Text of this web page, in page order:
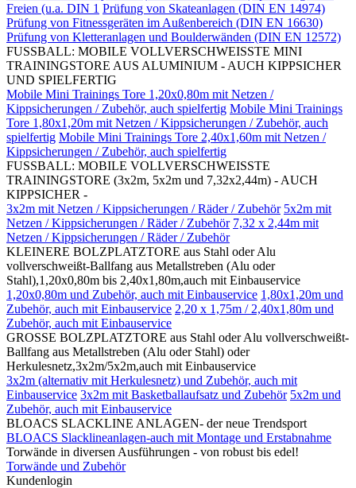
Freien (u.a. DIN 1 Prüfung von Skateanlagen (DIN EN 14974)
Prüfung von Fitnessgeräten im Außenbereich (DIN EN 16630)
Prüfung von Kletteranlagen und Boulderwänden (DIN EN 12572)
FUSSBALL: MOBILE VOLLVERSCHWEISSTE MINI
TRAININGSTORE AUS ALUMINIUM - AUCH KIPPSICHER
UND SPIELFERTIG
Mobile Mini Trainings Tore 1,20x0,80m mit Netzen /
Kippsicherungen / Zubehör, auch spielfertig Mobile Mini Trainings
Tore 1,80x1,20m mit Netzen / Kippsicherungen / Zubehör, auch
spielfertig Mobile Mini Trainings Tore 2,40x1,60m mit Netzen /
Kippsicherungen / Zubehör, auch spielfertig
FUSSBALL: MOBILE VOLLVERSCHWEISSTE
TRAININGSTORE (3x2m, 5x2m und 7,32x2,44m) - AUCH
KIPPSICHER -
3x2m mit Netzen / Kippsicherungen / Räder / Zubehör 5x2m mit
Netzen / Kippsicherungen / Räder / Zubehör 7,32 x 2,44m mit
Netzen / Kippsicherungen / Räder / Zubehör
KLEINERE BOLZPLATZTORE aus Stahl oder Alu
vollverschweißt-Ballfang aus Metallstreben (Alu oder
Stahl),1,20x0,80m bis 2,40x1,80m,auch mit Einbauservice
1,20x0,80m und Zubehör, auch mit Einbauservice 1,80x1,20m und
Zubehör, auch mit Einbauservice 2,20 x 1,75m / 2,40x1,80m und
Zubehör, auch mit Einbauservice
GROSSE BOLZPLATZTORE aus Stahl oder Alu vollverschweißt-
Ballfang aus Metallstreben (Alu oder Stahl) oder
Herkulesnetz,3x2m/5x2m,auch mit Einbauservice
3x2m (alternativ mit Herkulesnetz) und Zubehör, auch mit
Einbauservice 3x2m mit Basketballaufsatz und Zubehör 5x2m und
Zubehör, auch mit Einbauservice
BLOACS SLACKLINE ANLAGEN- der neue Trendsport
BLOACS Slacklineanlagen-auch mit Montage und Erstabnahme
Torwände in diversen Ausführungen - von robust bis edel!
Torwände und Zubehör
Kundenlogin